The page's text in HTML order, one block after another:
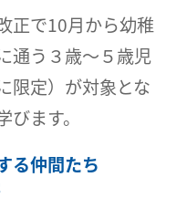
正で10月から幼稚
通う３歳～５歳児
限定）が対象とな
ます。
る仲間たち